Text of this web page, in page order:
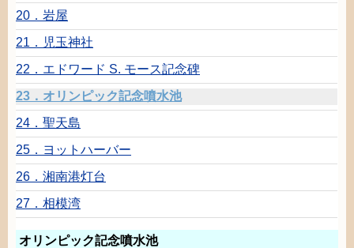
20． 岩屋
21． 児玉神社
22．エドワード S. モース記念碑
23．オリンピック記念噴水池
24． 聖天島
25．ヨットハーバー
26． 湘南港灯台
27． 相模湾
オリンピック記念噴水池